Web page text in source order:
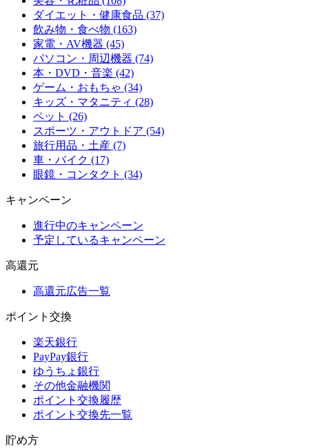
ダイエット・健康食品 (37)
飲み物・食べ物 (163)
家電・AV機器 (45)
パソコン・周辺機器 (74)
本・DVD・音楽 (42)
ゲーム・おもちゃ (34)
キッズ・マタニティ (28)
ペット (26)
スポーツ・アウトドア (54)
旅行用品・土産 (7)
車・バイク (17)
眼鏡・コンタクト (34)
キャンペーン
進行中のキャンペーン
予定しているキャンペーン
高還元
高還元広告一覧
ポイント交換
楽天銀行
PayPay銀行
ゆうちょ銀行
その他金融機関
ポイント交換履歴
ポイント交換先一覧
貯め方